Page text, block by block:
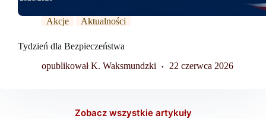
Akcje Aktualności
Tydzień dla Bezpieczeństwa
opublikował K. Waksmundzki
22 czerwca 2026
Zobacz wszystkie artykuły